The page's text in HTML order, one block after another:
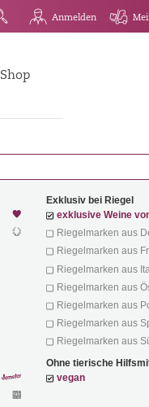
G Anmelden R
Exklusiv bei Riegel
exklusive Weine
Riegelmarken aus
Riegelmarken aus
Riegelmarken aus
Riegelmarken aus
Riegelmarken aus
Riegelmarken aus
Riegelmarken aus
Ohne tierische
vegan